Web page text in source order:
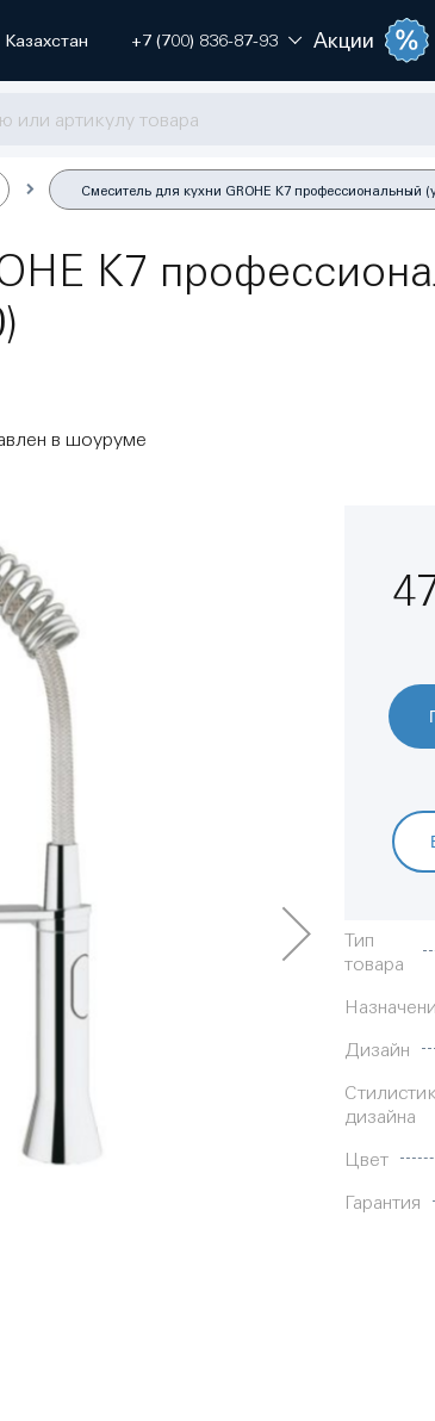
Казахстан +7 (700) 836-87-93 Акции
Смеситель для кухни GROHE K7 профессиональный
K7
в шоуруме
Тип
товара
Дизайн
дизайна
Цвет
Гарантия